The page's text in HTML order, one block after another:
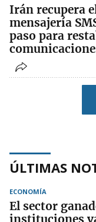
Irán recupera
mensajería
paso para
ÚLTIMAS
ECONOMÍA
El sector
instituciones